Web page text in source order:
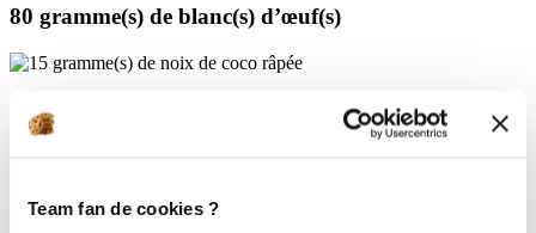
Team fan de cookies ?
80 gramme(s) de blanc(s) d’œuf(s)
15 gramme(s) de noix de coco râpée